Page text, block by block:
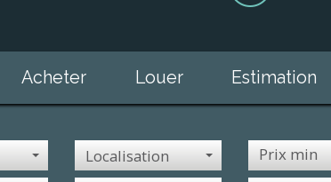
Acheter Louer Estimation
Localisation